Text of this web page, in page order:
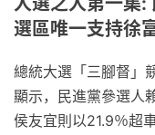
選區唯一支持徐
總統大選「三腳督」
顯示，民進黨參選人
侯友宜則以21.9％超